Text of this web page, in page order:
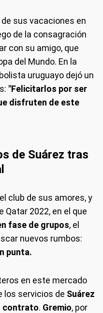
sus vacaciones en
de la consagración
con su amigo, que
del Mundo. En la
uruguayo dejó un
"Felicitarlos por ser
disfruten de este
de Suárez tras
club de sus amores, y
Qatar 2022, en el que
fase de grupos, el
nuevos rumbos:
punta.
en este mercado
los servicios de Suárez
contrato. Gremio, por